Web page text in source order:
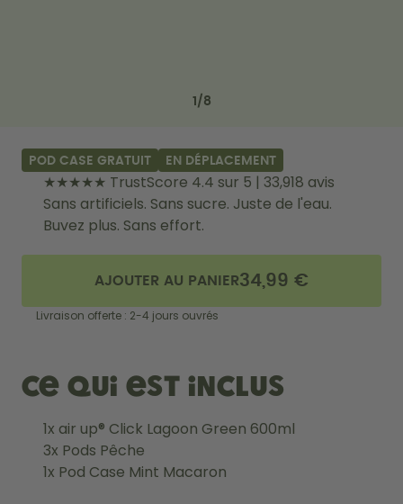
1 / 8
POD CASE GRATUIT EN DÉPLACEMENT
★★★★★ TrustScore 4.4 sur 5 | 33,918 avis
Sans artificiels. Sans sucre. Juste de l'eau.
Buvez plus. Sans effort.
AJOUTER AU PANIER34,99 €
Livraison offerte : 2-4 jours ouvrés
Ce qui est inclus
1x air up® Click Lagoon Green 600ml
3x Pods Pêche
1x Pod Case Mint Macaron